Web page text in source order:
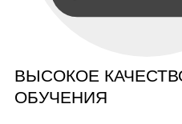
ВЫСОКОЕ
ОБУЧЕНИЯ